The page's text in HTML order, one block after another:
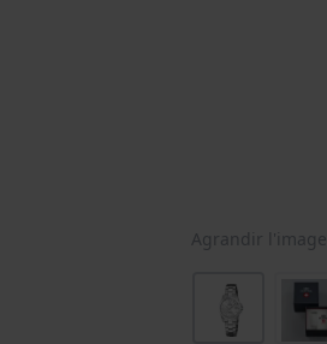
Agrandir l'image